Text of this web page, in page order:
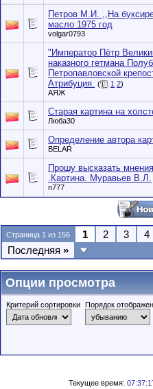
Петров М.И. ,,На
масло 1975 год
volgar0793
"Император Пётр
наказного гетмана
Петропавловской
Атрибуция. ( 1 2)
АЯЖ
Старая картина на
Люба30
Определение автора
BELAR
Прошу высказать
.Картина. Муравьев В.Л.
n777
Страница 1 из 156 1 2 3 4
Последняя »
Опции просмотра
Критерий сортировки Порядок
Текущее время: